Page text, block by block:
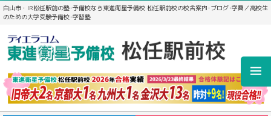
白山市・IR松任駅前の塾･予備校なら東進衛星予備校 松任駅前校の校舎案内･ブログ･学費／高校生
のための大学受験予備校･学習塾